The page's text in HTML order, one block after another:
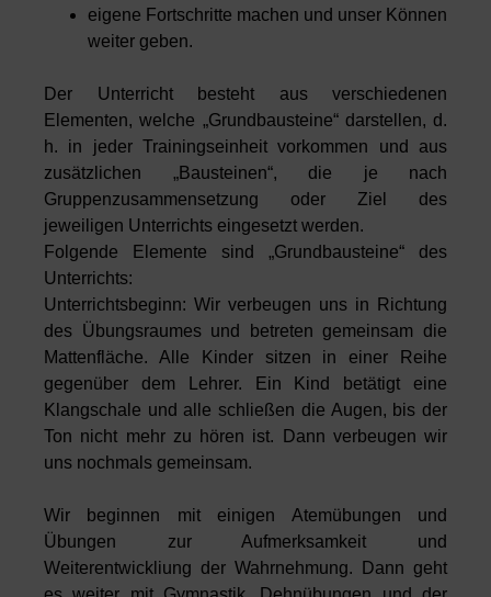
eigene Fortschritte machen und unser Können
weiter geben.
Der Unterricht besteht aus verschiedenen
Elementen, welche „Grundbausteine“ darstellen, d.
h. in jeder Trainingseinheit vorkommen und aus
zusätzlichen „Bausteinen“, die je nach
Gruppenzusammensetzung oder Ziel des
jeweiligen Unterrichts eingesetzt werden.
Folgende Elemente sind „Grundbausteine“ des
Unterrichts:
Unterrichtsbeginn: Wir verbeugen uns in Richtung
des Übungsraumes und betreten gemeinsam die
Mattenfläche. Alle Kinder sitzen in einer Reihe
gegenüber dem Lehrer. Ein Kind betätigt eine
Klangschale und alle schließen die Augen, bis der
Ton nicht mehr zu hören ist. Dann verbeugen wir
uns nochmals gemeinsam.
Wir beginnen mit einigen Atemübungen und
Übungen zur Aufmerksamkeit und
Weiterentwickliung der Wahrnehmung. Dann geht